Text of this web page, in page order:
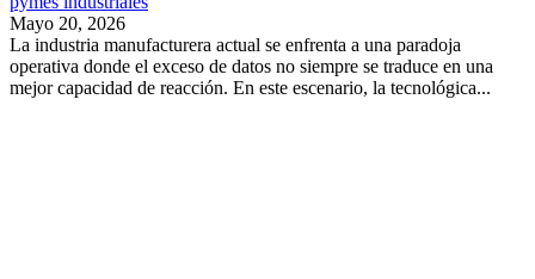
Mayo 20, 2026
La industria manufacturera actual se enfrenta a una paradoja
operativa donde el exceso de datos no siempre se traduce en una
mejor capacidad de reacción. En este escenario, la tecnológica...